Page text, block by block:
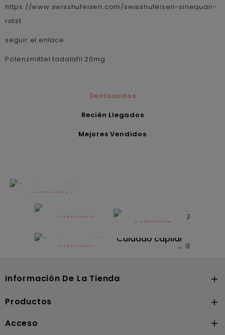
https://www.swisshufeisen.com/swisshufeisen-sinequan-
rxlist
seguir el enlace
Potenzmittel tadalafil 20mg
Destacados
Recién Llegados
Mejores Vendidos
CATEGORÍA
Alimentación
infantilCATEGORÍA
Dermocosmética
CATEGORÍA
Solares
CATEGORÍA
Cuidado capilar
Información De La Tienda 
Productos 
Acceso 